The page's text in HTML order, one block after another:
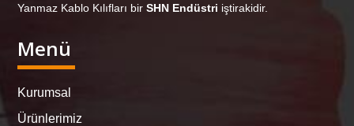
Yanmaz Kablo Kılıfları birSHN Endüstri iştirakidir.
Menü
Kurumsal
Ürünlerimiz